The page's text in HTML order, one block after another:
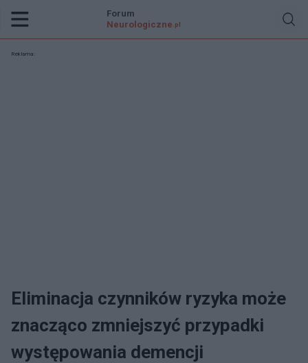
Forum
Neurologiczne .pl
Reklama:
Eliminacja czynników ryzyka może
znacząco zmniejszyć przypadki
występowania demencji